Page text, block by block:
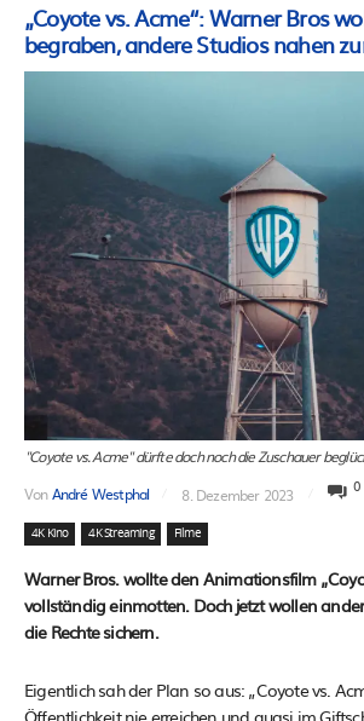
„Coyote vs. Acme“: Warner Bros
begraben, andere Studios nahen
"Coyote vs. Acme" dürfte doch noch die Zuschauer
VonAndré Westphal 8. Dezember 2023 0
4K Kino 4K Streaming Filme
Warner Bros. wollte den Animationsfilm
vollständig einmotten. Doch jetzt wollen
die Rechte sichern.
Eigentlich sah der Plan so aus: „Coyote vs.